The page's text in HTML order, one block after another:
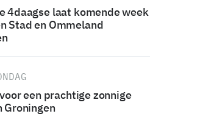
4daagse laat komende week
Stad en Ommeland
een prachtige zonnige
Groningen